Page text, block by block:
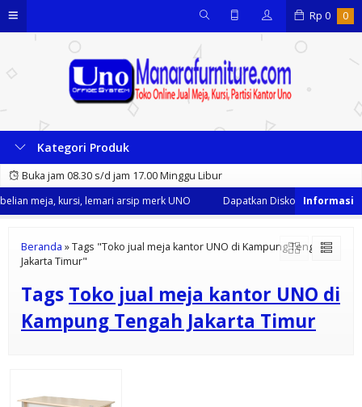
Rp 0 0
Kategori Produk
Buka jam 08.30 s/d jam 17.00 Minggu Libur
meja, kursi, lemari arsip merk UNO
Dapatkan Diskon 35% dari
Beranda »Tags "Toko jual meja kantor UNO di Kampung Tengah
Jakarta Timur"
Tags Toko jual meja kantor UNO di
Kampung Tengah Jakarta Timur